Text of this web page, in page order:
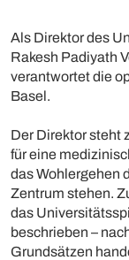
Als Direktor des
Rakesh Padiyath
verantwortet die
Basel.
Der Direktor steht
für eine
das Wohlergehen
Zentrum stehen.
das
beschrieben –
Grundsätzen